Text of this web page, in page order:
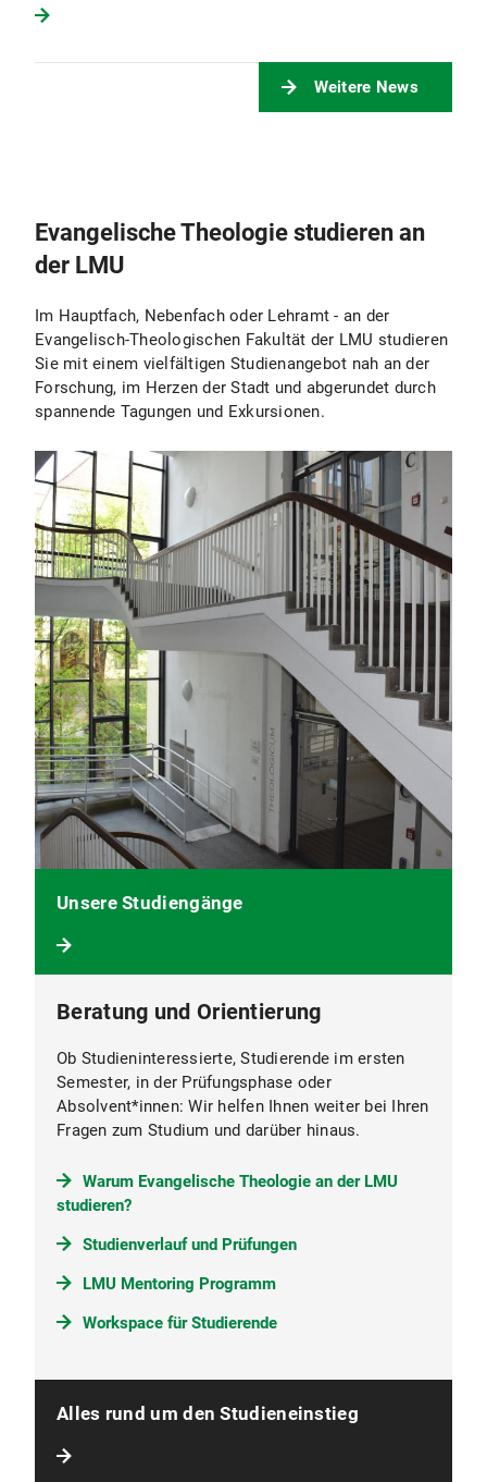
Weitere News
Evangelische Theologie studieren an
der LMU
Im Hauptfach, Nebenfach oder Lehramt - an der
Evangelisch-Theologischen Fakultät der LMU studieren
Sie mit einem vielfältigen Studienangebot nah an der
Forschung, im Herzen der Stadt und abgerundet durch
spannende Tagungen und Exkursionen.
Beratung und Orientierung
Ob Studieninteressierte, Studierende im ersten
Semester, in der Prüfungsphase oder
Absolvent*innen: Wir helfen Ihnen weiter bei Ihren
Fragen zum Studium und darüber hinaus.
Warum Evangelische Theologie an der LMU
studieren?
Studienverlauf und Prüfungen
LMU Mentoring Programm
Workspace für Studierende
Unsere Studiengänge
Alles rund um den Studieneinstieg